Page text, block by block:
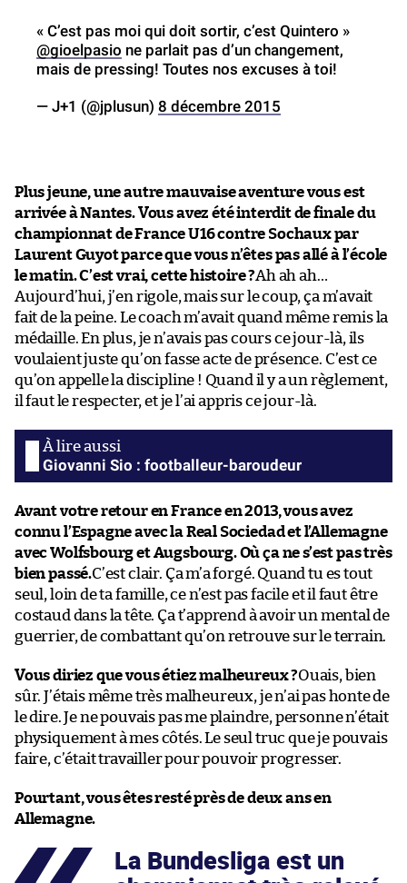
« C’est pas moi qui doit sortir, c’est Quintero »
@gioelpasio ne parlait pas d’un changement,
mais de pressing! Toutes nos excuses à toi!
— J+1 (@jplusun) 8 décembre 2015
Plus jeune, une autre mauvaise aventure vous est
arrivée à Nantes. Vous avez été interdit de finale du
championnat de France U16 contre Sochaux par
Laurent Guyot parce que vous n’êtes pas allé à l’école
le matin. C’est vrai, cette histoire ?Ah ah ah…
Aujourd’hui, j’en rigole, mais sur le coup, ça m’avait
fait de la peine. Le coach m’avait quand même remis la
médaille. En plus, je n’avais pas cours ce jour-là, ils
voulaient juste qu’on fasse acte de présence. C’est ce
qu’on appelle la discipline ! Quand il y a un règlement,
il faut le respecter, et je l’ai appris ce jour-là.
Giovanni Sio : footballeur-baroudeur
Avant votre retour en France en 2013, vous avez
connu l’Espagne avec la Real Sociedad et l’Allemagne
avec Wolfsbourg et Augsbourg. Où ça ne s’est pas très
bien passé.C’est clair. Ça m’a forgé. Quand tu es tout
seul, loin de ta famille, ce n’est pas facile et il faut être
costaud dans la tête. Ça t’apprend à avoir un mental de
guerrier, de combattant qu’on retrouve sur le terrain.
Vous diriez que vous étiez malheureux ?Ouais, bien
sûr. J’étais même très malheureux, je n’ai pas honte de
le dire. Je ne pouvais pas me plaindre, personne n’était
physiquement à mes côtés. Le seul truc que je pouvais
faire, c’était travailler pour pouvoir progresser.
Pourtant, vous êtes resté près de deux ans en
Allemagne.
La Bundesliga est un